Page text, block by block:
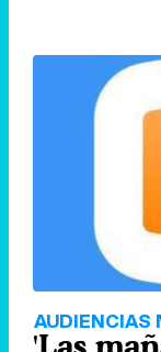
AUDIENCIAS